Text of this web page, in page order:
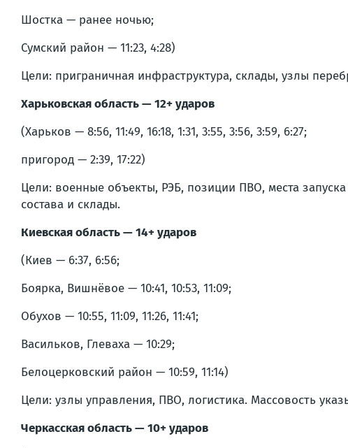
Шостка — ранее ночью;
Сумский район — 11:23, 4:28)
Цели: приграничная инфраструктура, склады, узлы
Харьковская область — 12+ ударов
(Харьков — 8:56, 11:49, 16:18, 1:31, 3:55, 3:56, 3:59, 6:27;
пригород — 2:39, 17:22)
Цели: военные объекты, РЭБ, позиции ПВО, места
состава и склады.
Киевская область — 14+ ударов
(Киев — 6:37, 6:56;
Боярка, Вишнёвое — 10:41, 10:53, 11:09;
Обухов — 10:55, 11:09, 11:26, 11:41;
Васильков, Глеваха — 10:29;
Белоцерковский район — 10:59, 11:14)
Цели: узлы управления, ПВО, логистика. Массовость
Черкасская область — 10+ ударов